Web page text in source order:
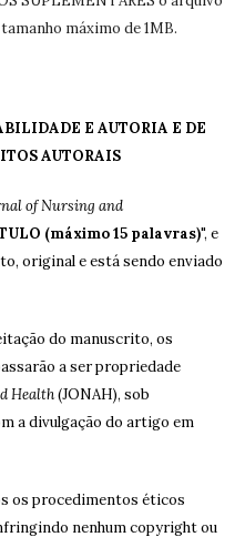
máximo de 1MB.
E AUTORIA E DE
AUTORAIS
of Nursing and
(máximo 15 palavras)", e
original e está sendo enviado
do manuscrito, os
a ser propriedade
Health(JONAH), sob
a divulgação do artigo em
os procedimentos éticos
nenhum copyright ou